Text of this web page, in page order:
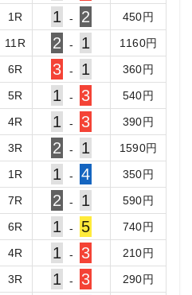
1 R 1 - 2 450円
11 R 2 - 1 1160円
6R 3 - 1 360円
5R 1 - 3 540円
4R 1 - 3 390円
3R 2 - 1 1590円
1 R 1 - 4 350円
7R 2 - 1 590円
6R 1 - 5 740円
4R 1 - 3 210円
3R 1 - 3 290円